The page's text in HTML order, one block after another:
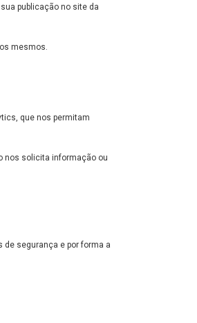
publicação no site da
mesmos.
que nos permitam
nos solicita informação ou
segurança e por forma a